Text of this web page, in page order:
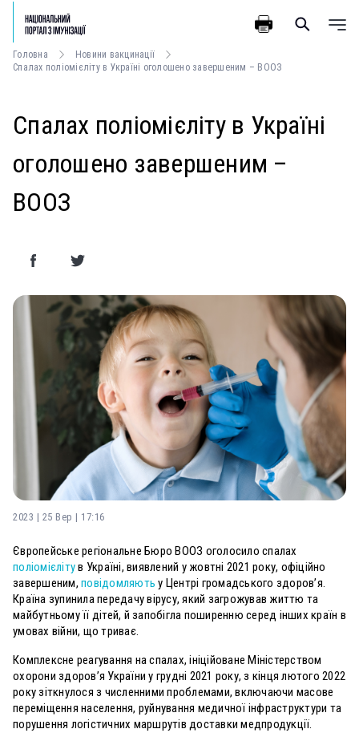
Головна
Новини вакцинації
Спалах поліомієліту в Україні оголошено завершеним – ВООЗ
Спалах поліомієліту в Україні
оголошено завершеним –
ВООЗ
2023 | 25 Вер | 17:16
Європейське регіональне Бюро ВООЗ оголосило спалах
поліомієлітув Україні, виявлений у жовтні 2021 року, офіційно
завершеним, повідомляють у Центрі громадського здоров’я.
Країна зупинила передачу вірусу, який загрожував життю та
майбутньому її дітей, й запобігла поширенню серед інших країн в
умовах війни, що триває.
Комплексне реагування на спалах, ініційоване Міністерством
охорони здоров’я України у грудні 2021 року, з кінця лютого 2022
року зіткнулося з численними проблемами, включаючи масове
переміщення населення, руйнування медичної інфраструктури та
порушення логістичних маршрутів доставки медпродукції.